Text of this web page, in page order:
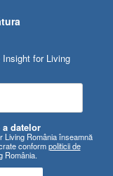
for Living
datelor
Living România înseamnă
conformpoliticii de
România.